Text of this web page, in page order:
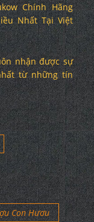
Chính Hãng
Nhất Tại Việt
nhận được sự
từ những tín
Con Hươu